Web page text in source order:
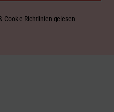
Cookie Richtlinien gelesen.